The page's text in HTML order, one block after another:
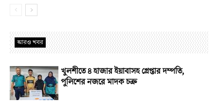
আরও খবর
খুলশীতে ৪ হাজার ইয়াবাসহ গ্রেপ্তার দম্পতি,
পুলিশের নজরে মাদক চক্র